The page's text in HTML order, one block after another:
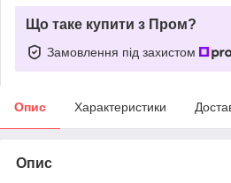
Що таке купити з Пром?
Замовлення під захистом
Опис Характеристики
Опис